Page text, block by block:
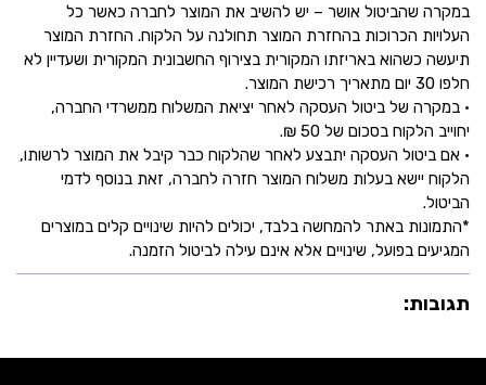
במקרה שהביטול אושר – יש להשיב את המוצר לחברה כאשר כל
העלויות הכרוכות בהחזרת המוצר תחולנה על הלקוח. החזרת המוצר
תיעשה כשהוא באריזתו המקורית בצירוף החשבונית המקורית ושעדיין לא
חלפו 30 יום מתאריך רכישת המוצר.
• במקרה של ביטול העסקה לאחר יציאת המשלוח ממשרדי החברה,
יחוייב הלקוח בסכום של 50 ₪.
• אם ביטול העסקה יתבצע לאחר שהלקוח כבר קיבל את המוצר לרשותו,
הלקוח יישא בעלות משלוח המוצר חזרה לחברה, זאת בנוסף לדמי
הביטול.
*התמונות באתר להמחשה בלבד, יכולים להיות שינויים קלים במוצרים
המגיעים בפועל, שינויים אלא אינם עילה לביטול הזמנה.
תגובות: